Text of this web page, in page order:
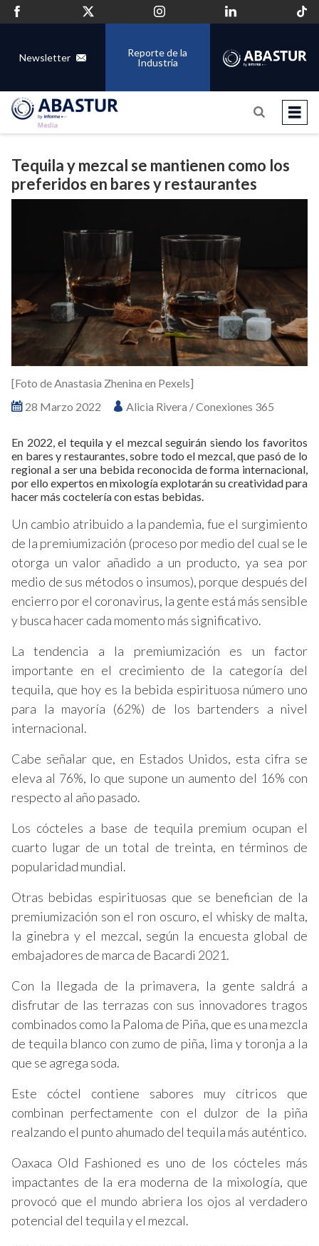
Newsletter
Reporte de la
Industria
Tequila y mezcal se mantienen como los
preferidos en bares y restaurantes
28 Marzo 2022 Alicia Rivera / Conexiones 365
[Foto de Anastasia Zhenina en Pexels]
En 2022, el tequila y el mezcal seguirán siendo los favoritos
en bares y restaurantes, sobre todo el mezcal, que pasó de lo
regional a ser una bebida reconocida de forma internacional,
por ello expertos en mixología explotarán su creatividad para
hacer más coctelería con estas bebidas.
Un cambio atribuido a la pandemia, fue el surgimiento
de la premiumización (proceso por medio del cual se le
otorga un valor añadido a un producto, ya sea por
medio de sus métodos o insumos), porque después del
encierro por el coronavirus, la gente está más sensible
y busca hacer cada momento más significativo.
La tendencia a la premiumización es un factor
importante en el crecimiento de la categoría del
tequila, que hoy es la bebida espirituosa número uno
para la mayoría (62%) de los bartenders a nivel
internacional.
Cabe señalar que, en Estados Unidos, esta cifra se
eleva al 76%, lo que supone un aumento del 16% con
respecto al año pasado.
Los cócteles a base de tequila premium ocupan el
cuarto lugar de un total de treinta, en términos de
popularidad mundial.
Otras bebidas espirituosas que se benefician de la
premiumización son el ron oscuro, el whisky de malta,
la ginebra y el mezcal, según la encuesta global de
embajadores de marca de Bacardi 2021.
Con la llegada de la primavera, la gente saldrá a
disfrutar de las terrazas con sus innovadores tragos
combinados como la Paloma de Piña, que es una mezcla
de tequila blanco con zumo de piña, lima y toronja a la
que se agrega soda.
Este cóctel contiene sabores muy cítricos que
combinan perfectamente con el dulzor de la piña
realzando el punto ahumado del tequila más auténtico.
Oaxaca Old Fashioned es uno de los cócteles más
impactantes de la era moderna de la mixología, que
provocó que el mundo abriera los ojos al verdadero
potencial del tequila y el mezcal.